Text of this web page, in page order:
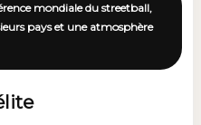
mondiale du streetball,
pays et une atmosphère